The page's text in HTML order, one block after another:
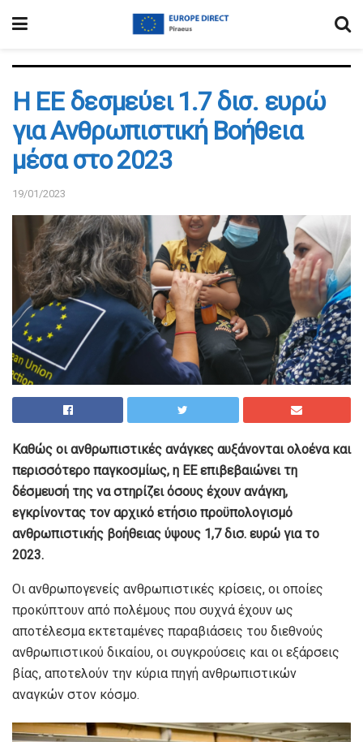
Η ΕΕ δεσμεύει 1.7 δισ. ευρώ
για Ανθρωπιστική Βοήθεια
μέσα στο 2023
19/01/2023
Καθώς οι ανθρωπιστικές ανάγκες αυξάνονται ολοένα και
περισσότερο παγκοσμίως, η ΕΕ επιβεβαιώνει τη
δέσμευσή της να στηρίζει όσους έχουν ανάγκη,
εγκρίνοντας τον αρχικό ετήσιο προϋπολογισμό
ανθρωπιστικής βοήθειας ύψους 1,7 δισ. ευρώ για το
2023.
Οι ανθρωπογενείς ανθρωπιστικές κρίσεις, οι οποίες
προκύπτουν από πολέμους που συχνά έχουν ως
αποτέλεσμα εκτεταμένες παραβιάσεις του διεθνούς
ανθρωπιστικού δικαίου, οι συγκρούσεις και οι εξάρσεις
βίας, αποτελούν την κύρια πηγή ανθρωπιστικών
αναγκών στον κόσμο.